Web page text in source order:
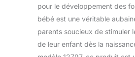
pour le développement des
bébé est une véritable
parents soucieux de stimuler
de leur enfant dès la